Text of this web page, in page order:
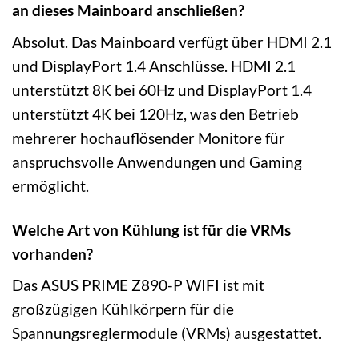
an dieses Mainboard anschließen?
Absolut. Das Mainboard verfügt über HDMI 2.1
und DisplayPort 1.4 Anschlüsse. HDMI 2.1
unterstützt 8K bei 60Hz und DisplayPort 1.4
unterstützt 4K bei 120Hz, was den Betrieb
mehrerer hochauflösender Monitore für
anspruchsvolle Anwendungen und Gaming
ermöglicht.
Welche Art von Kühlung ist für die VRMs
vorhanden?
Das ASUS PRIME Z890-P WIFI ist mit
großzügigen Kühlkörpern für die
Spannungsreglermodule (VRMs) ausgestattet.